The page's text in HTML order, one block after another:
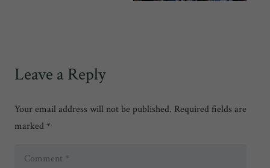
Leave a Reply
Your email address will not be published. Required fields are
marked *